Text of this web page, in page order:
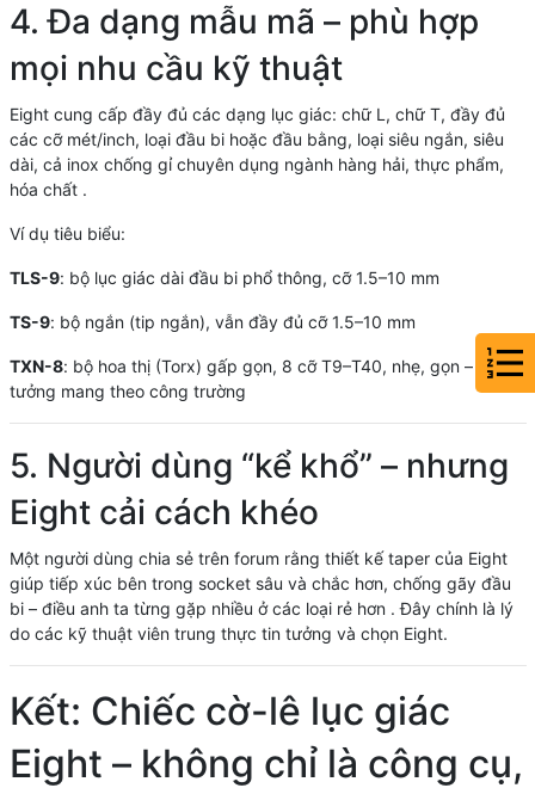
4. Đa dạng mẫu mã – phù hợp
mọi nhu cầu kỹ thuật
Eight cung cấp đầy đủ các dạng lục giác: chữ L, chữ T, đầy đủ
các cỡ mét/inch, loại đầu bi hoặc đầu bằng, loại siêu ngắn, siêu
dài, cả inox chống gỉ chuyên dụng ngành hàng hải, thực phẩm,
hóa chất .
Ví dụ tiêu biểu:
TLS-9: bộ lục giác dài đầu bi phổ thông, cỡ 1.5–10 mm
TS-9: bộ ngắn (tip ngắn), vẫn đầy đủ cỡ 1.5–10 mm
TXN-8: bộ hoa thị (Torx) gấp gọn, 8 cỡ T9–T40, nhẹ, gọn – lý
tưởng mang theo công trường
5. Người dùng “kể khổ” – nhưng
Eight cải cách khéo
Một người dùng chia sẻ trên forum rằng thiết kế taper của Eight
giúp tiếp xúc bên trong socket sâu và chắc hơn, chống gãy đầu
bi – điều anh ta từng gặp nhiều ở các loại rẻ hơn . Đây chính là lý
do các kỹ thuật viên trung thực tin tưởng và chọn Eight.
Kết: Chiếc cờ-lê lục giác
Eight – không chỉ là công cụ,